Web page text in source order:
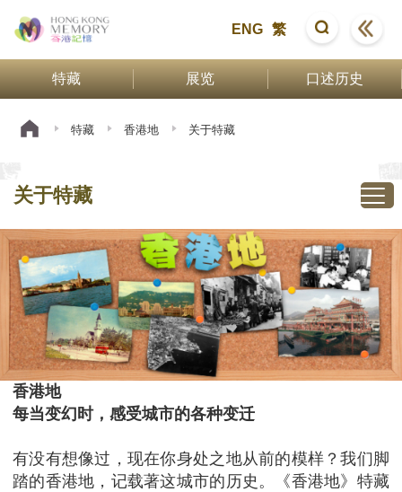
ENG 繁
特藏 展览 口述历史
特藏 香港地 关于特藏
关于特藏
香港地
每当变幻时，感受城市的各种变迁
有没有想像过，现在你身处之地从前的模样？我们脚
踏的香港地，记载著这城市的历史。《香港地》特藏